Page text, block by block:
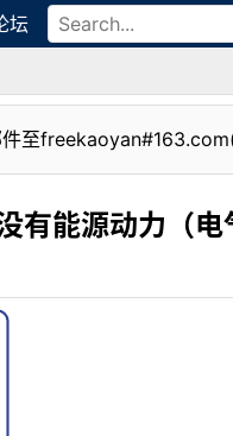
坛
至
有能源动力（电